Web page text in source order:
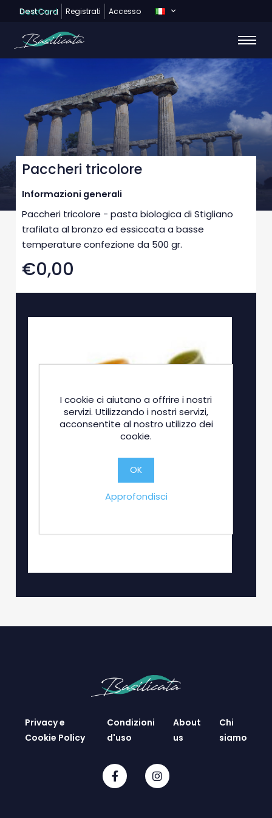
DestCard Registrati Accesso
Paccheri tricolore
Informazioni generali
Paccheri tricolore - pasta biologica di Stigliano
trafilata al bronzo ed essiccata a basse
temperature confezione da 500 gr.
€0,00
Privacy e
Cookie Policy
Condizioni
d'uso
About
us
Chi
siamo
I cookie ci aiutano a offrire i nostri
servizi. Utilizzando i nostri servizi,
acconsentite al nostro utilizzo dei
cookie.
OK
Approfondisci